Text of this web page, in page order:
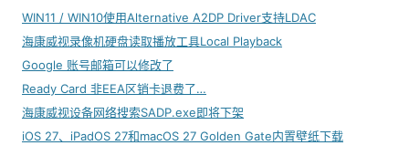
WIN11 / WIN10使用Alternative A2DP Driver支持LDAC
海康威视录像机硬盘读取播放工具Local Playback
Google 账号邮箱可以修改了
Ready Card 非EEA区销卡退费了…
海康威视设备网络搜索SADP.exe即将下架
iOS 27、iPadOS 27和macOS 27 Golden Gate内置壁纸下载